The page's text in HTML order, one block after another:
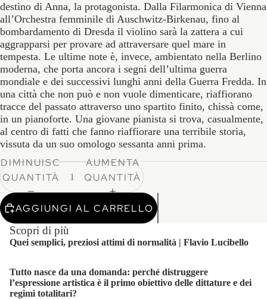
destino di Anna, la protagonista. Dalla Filarmonica di Vienna
all’Orchestra femminile di Auschwitz-Birkenau, fino al
bombardamento di Dresda il violino sarà la zattera a cui
aggrapparsi per provare ad attraversare quel mare in
tempesta. Le ultime note è, invece, ambientato nella Berlino
moderna, che porta ancora i segni dell’ultima guerra
mondiale e dei successivi lunghi anni della Guerra Fredda. In
una città che non può e non vuole dimenticare, riaffiorano
tracce del passato attraverso uno spartito finito, chissà come,
in un pianoforte. Una giovane pianista si trova, casualmente,
al centro di fatti che fanno riaffiorare una terribile storia,
vissuta da un suo omologo sessanta anni prima.
DIMINUISCI
QUANTITÀ
AUMENTA
QUANTITÀ
AGGIUNGI AL CARRELLO
Scopri di più
Quei semplici, preziosi attimi di normalità | Flavio Lucibello
Tutto nasce da una domanda: perché distruggere
l’espressione artistica è il primo obiettivo delle dittature e dei
regimi totalitari?